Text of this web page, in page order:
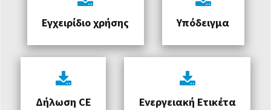
Εγχειρίδιο χρήσης Υπόδειγμα
Δήλωση CE Ενεργειακή Ετικέτα